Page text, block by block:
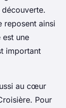
reposent ainsi
est une
important
au cœur
Pour